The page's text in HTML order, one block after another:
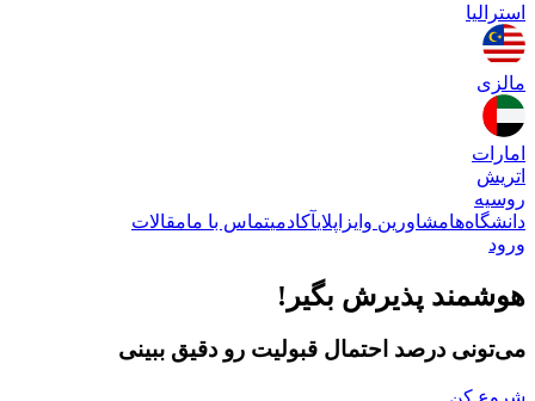
استرالیا
مالزی
امارات
اتریش
روسیه
دانشگاه‌هامشاورین وایزاپلایآکادمیتماس با مامقالات
ورود
هوشمند پذیرش بگیر!
می‌تونی درصد احتمال قبولیت رو دقیق ببینی
شروع کن